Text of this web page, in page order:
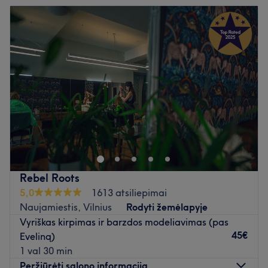
09:00–20:00
Trečiadienis
09:00 20:00
Ketvirtadienis
09:00–20:00
Penktadienis
09:00–20:00
Šeštadienis
10:00–20:00
Sekmadienis
10:00 17:00
712 idėja gimė žmogaus viduje – ten, kur gimsta laimė.
Gimė, augo ir kaip tikra laimė buvo pasidalinta su
keliais kitais - laimingais žmonėmis, kurie nusprendė
dovanoti laimę ir kitiems. Taip 712 įgijo kūną ir atsirado
Savanorių pr. pradžioje.
Kodėl 712?
7 yra dažniausias laimingas skaičius.
12 yra mėnesių skaičius.
Tikra laimė nėra epizodinė, ji trunka nuolat. Todėl
įgyvendindami savo idėją, mes visus metus dovanosime
Jums gerą savijautą, išvaizdą ir dalinsimės gyvenimo
Rebel Roots
5,0
1613 atsiliepimai
Naujamiestis, Vilnius
Rodyti žemėlapyje
Vyriškas kirpimas ir barzdos modeliavimas (pas
Eveliną)
1 val 30 min
45€
Peržiūrėti salono informaciją